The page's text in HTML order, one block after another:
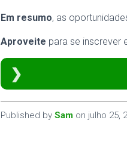
Em resumo, as
Aproveite para se inscrever
Published by Sam on julho 25,